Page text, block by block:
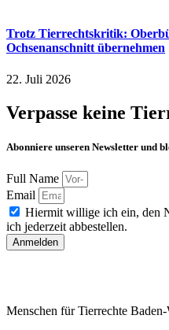
Trotz Tierrechtskritik:
Ochsenanschnitt übernehmen
22. Juli 2026
Verpasse keine
Abonniere unseren Newsletter und
Full Name
Email
Hiermit willige ich ein, den
ich jederzeit abbestellen.
Anmelden
Menschen für Tierrechte